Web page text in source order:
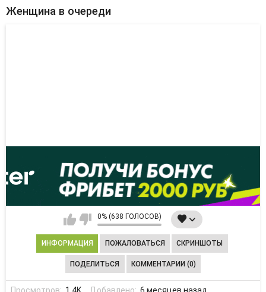
Женщина в очереди
0% (638 ГОЛОСОВ)
ИНФОРМАЦИЯ ПОЖАЛОВАТЬСЯ СКРИНШОТЫ
ПОДЕЛИТЬСЯ КОММЕНТАРИИ (0)